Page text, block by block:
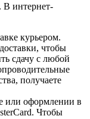
В интернет-
курьером.
чтобы
сдачу с любой
получаете
или оформлении в
Чтобы